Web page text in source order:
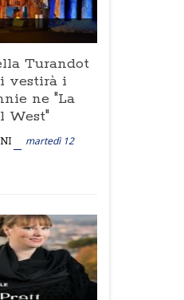
Turandot
vestirà i
ne "La
West"
martedì 12